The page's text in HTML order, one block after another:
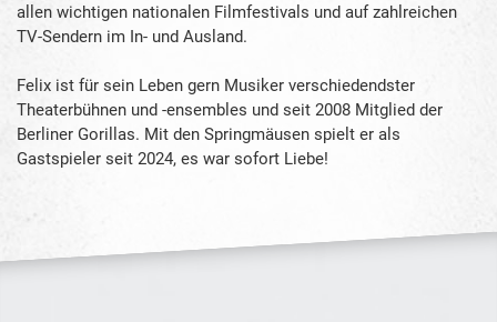
allen wichtigen nationalen Filmfestivals und auf zahlreichen
TV-Sendern im In- und Ausland.
Felix ist für sein Leben gern Musiker verschiedendster
Theaterbühnen und -ensembles und seit 2008 Mitglied der
Berliner Gorillas. Mit den Springmäusen spielt er als
Gastspieler seit 2024, es war sofort Liebe!